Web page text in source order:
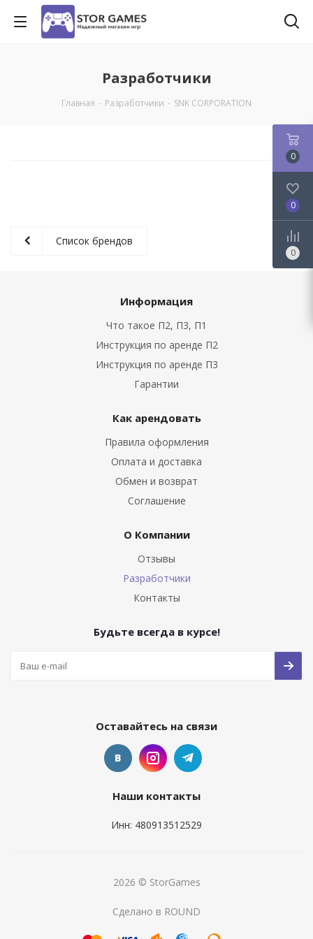
Разработчики
Главная - Разработчики - SNK CORPORATION
Список брендов
Информация
Что такое П2, П3, П1
Инструкция по аренде П2
Инструкция по аренде П3
Гарантии
Как арендовать
Правила оформления
Оплата и доставка
Обмен и возврат
Соглашение
О Компании
Отзывы
Разработчики
Контакты
Будьте всегда в курсе!
Оставайтесь на связи
Наши контакты
Инн: 480913512529
2026 © StorGames
Сделано в ROUND
0
0
0